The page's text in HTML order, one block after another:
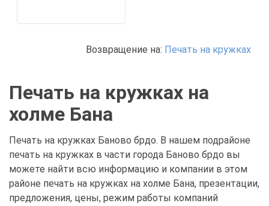
Возвращение на: Печать на кружках
Печать на кружках на
холме Бана
Печать на кружках Баново брдо. В нашем подрайоне
печать на кружках в части города Баново брдо вы
можете найти всю информацию и компании в этом
районе печать на кружках на холме Бана, презентации,
предложения, цены, режим работы компаний